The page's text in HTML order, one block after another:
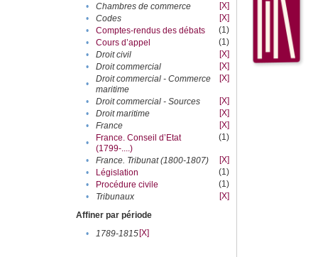
•
Chambres de commerce
[X]
•
Codes
[X]
•
Comptes-rendus des débats
(1)
•
Cours d’appel
(1)
•
Droit civil
[X]
•
Droit commercial
[X]
•
Droit commercial - Commerce
maritime
[X]
• Droit commercial - Sources
[X]
•
Droit maritime
[X]
•
France
[X]
•
France. Conseil d’Etat
(1799-....)
(1)
• France. Tribunat (1800-1807)
[X]
•
Législation
(1)
•
Procédure civile
(1)
•
Tribunaux
[X]
Affiner par période
•
1789-1815[X]